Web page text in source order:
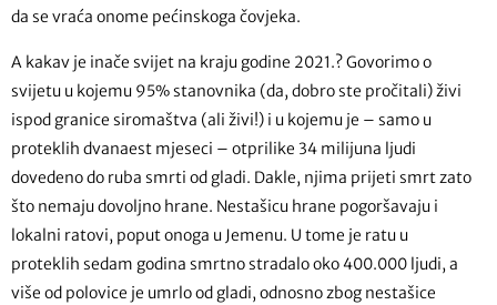
da se vraća onome pećinskoga čovjeka.
A kakav je inače svijet na kraju godine 2021.? Govorimo o
svijetu u kojemu 95% stanovnika (da, dobro ste pročitali) živi
ispod granice siromaštva (ali živi!) i u kojemu je – samo u
proteklih dvanaest mjeseci – otprilike 34 milijuna ljudi
dovedeno do ruba smrti od gladi. Dakle, njima prijeti smrt zato
što nemaju dovoljno hrane. Nestašicu hrane pogoršavaju i
lokalni ratovi, poput onoga u Jemenu. U tome je ratu u
proteklih sedam godina smrtno stradalo oko 400.000 ljudi, a
više od polovice je umrlo od gladi, odnosno zbog nestašice